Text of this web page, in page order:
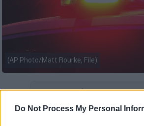
Do Not Process My Personal
(AP Photo/Matt Rourke, File)
Προσθέστε το ΕΘΝΟΣ